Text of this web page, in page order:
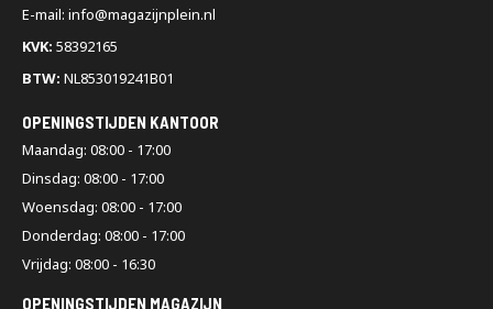
E-mail: info@magazijnplein.nl
KVK: 58392165
BTW: NL853019241B01
OPENINGSTIJDEN KANTOOR
Maandag: 08:00 - 17:00
Dinsdag: 08:00 - 17:00
Woensdag: 08:00 - 17:00
Donderdag: 08:00 - 17:00
Vrijdag: 08:00 - 16:30
OPENINGSTIJDEN MAGAZIJN